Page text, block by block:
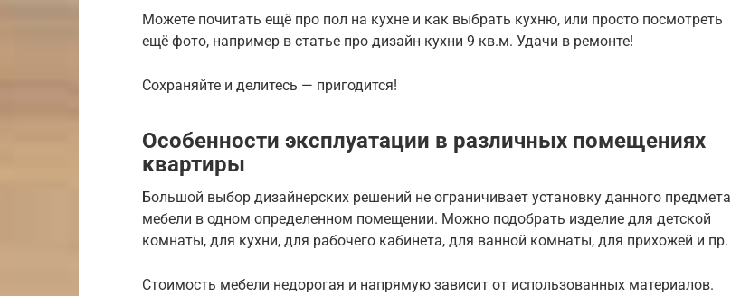
Можете почитать ещё про пол на кухне и как выбрать кухню, или просто посмотреть
ещё фото, например в статье про дизайн кухни 9 кв.м. Удачи в ремонте!
Сохраняйте и делитесь — пригодится!
Особенности эксплуатации в различных помещениях
квартиры
Большой выбор дизайнерских решений не ограничивает установку данного предмета
мебели в одном определенном помещении. Можно подобрать изделие для детской
комнаты, для кухни, для рабочего кабинета, для ванной комнаты, для прихожей и пр.
Стоимость мебели недорогая и напрямую зависит от использованных материалов.